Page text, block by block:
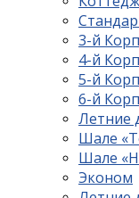
3-й
4-й
5-й
6-й
Летние
Шале
Шале
Эконом